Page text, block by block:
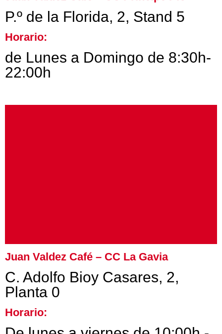
P.º de la Florida, 2, Stand 5
Horario:
de Lunes a Domingo de 8:30h-
22:00h
Juan Valdez Café – CC La Gavia
C. Adolfo Bioy Casares, 2,
Planta 0
Horario: